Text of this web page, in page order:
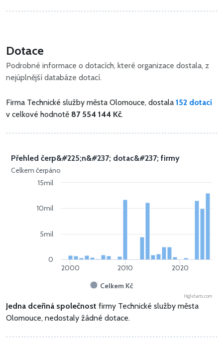
Dotace
Podrobné informace o dotacích, které organizace dostala, z
nejúplnější databáze dotací.
Firma Technické služby města Olomouce, dostala 152 dotací
v celkové hodnotě 87 554 144 Kč.
Celkem čerpáno
Přehled čerp&#225;n&#237; dotac&#237; firmy
Celkem Kč
2000 2010 2020
0
5mil
10mil
15mil
Highcharts.com
Jedna dceřiná společnost firmy Technické služby města
Olomouce, nedostaly žádné dotace.